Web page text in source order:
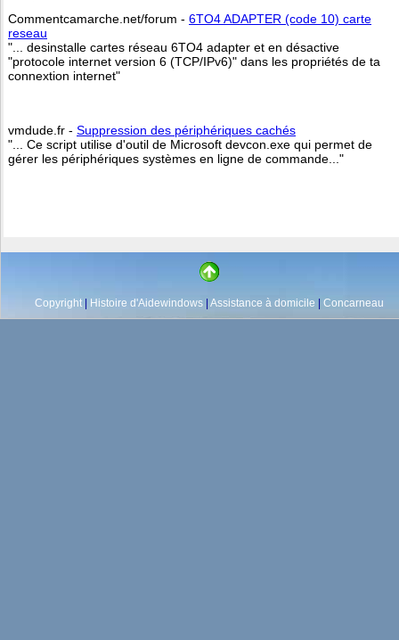
Commentcamarche.net/forum - 6TO4 ADAPTER (code 10) carte
reseau
"... desinstalle cartes réseau 6TO4 adapter et en désactive
"protocole internet version 6 (TCP/IPv6)" dans les propriétés de ta
connextion internet"
vmdude.fr - Suppression des périphériques cachés
"... Ce script utilise d'outil de Microsoft devcon.exe qui permet de
gérer les périphériques systèmes en ligne de commande..."
Copyright| Histoire d'Aidewindows Assistance à domicile Concarneau